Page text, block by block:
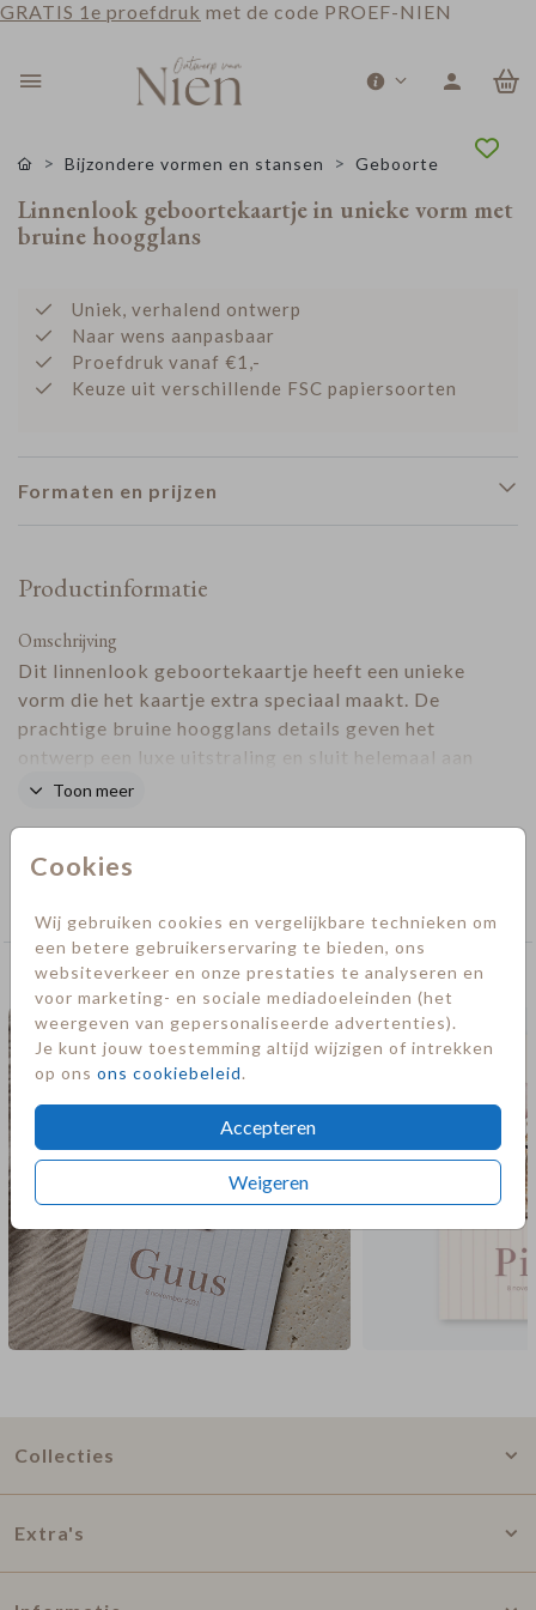
GRATIS 1e proefdruk met de code PROEF-NIEN
Cookies
Wij gebruiken cookies en vergelijkbare technieken om
een betere gebruikerservaring te bieden, ons
websiteverkeer en onze prestaties te analyseren en
voor marketing- en sociale mediadoeleinden (het
weergeven van gepersonaliseerde advertenties).
Je kunt jouw toestemming altijd wijzigen of intrekken
op ons ons cookiebeleid.
Accepteren
Weigeren
Bijzondere vormen en stansen Geboorte
Linnenlook geboortekaartje in unieke vorm met
bruine hoogglans
Uniek, verhalend ontwerp
Naar wens aanpasbaar
Proefdruk vanaf €1,-
Keuze uit verschillende FSC papiersoorten
Formaten en prijzen
Productinformatie
Omschrijving
Dit linnenlook geboortekaartje heeft een unieke
vorm die het kaartje extra speciaal maakt. De
prachtige bruine hoogglans details geven het
ontwerp een luxe uitstraling en sluit helemaal aan
op de bruine trendkleur. Door de neutrale kleuren
verrassing laten!
Toon meer
Collectie
Deze kaarten vind je misschien ook leuk
Collecties
Extra's